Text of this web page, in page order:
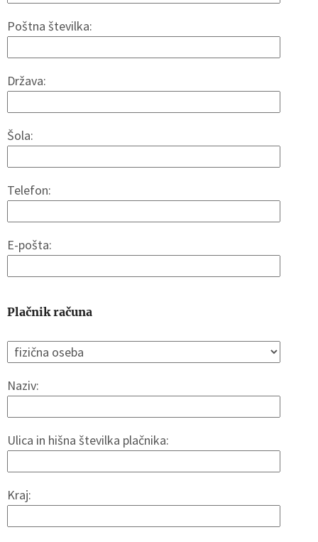
Poštna številka:
Država:
Šola:
Telefon:
E-pošta:
Plačnik računa
Naziv:
Ulica in hišna številka plačnika:
Kraj: